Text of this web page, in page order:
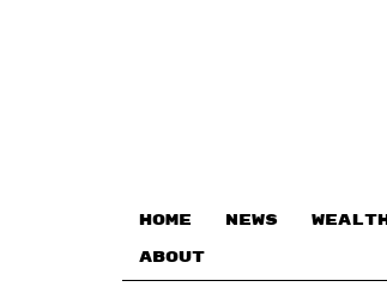
HOME NEWS WEALTH
ABOUT